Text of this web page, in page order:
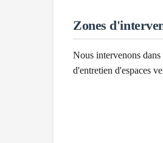
Zones
Nous intervenons
d'entretien d'espaces